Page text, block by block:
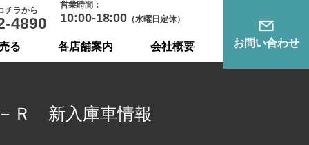
チラから
4890
営業時間：
10:00-18:00 （水曜日定休）
る 各店舗案内 会社概要 お問い合わせ
Ｒ 新入庫車情報